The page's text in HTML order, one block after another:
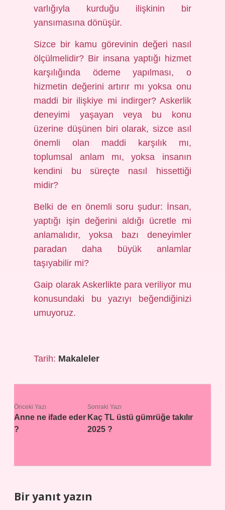
varlığıyla kurduğu ilişkinin bir
yansımasına dönüşür.
Sizce bir kamu görevinin değeri nasıl
ölçülmelidir? Bir insana yaptığı hizmet
karşılığında ödeme yapılması, o
hizmetin değerini artırır mı yoksa onu
maddi bir ilişkiye mi indirger? Askerlik
deneyimi yaşayan veya bu konu
üzerine düşünen biri olarak, sizce asıl
önemli olan maddi karşılık mı,
toplumsal anlam mı, yoksa insanın
kendini bu süreçte nasıl hissettiği
midir?
Belki de en önemli soru şudur: İnsan,
yaptığı işin değerini aldığı ücretle mi
anlamalıdır, yoksa bazı deneyimler
paradan daha büyük anlamlar
taşıyabilir mi?
Gaip olarak Askerlikte para veriliyor mu
konusundaki bu yazıyı beğendiğinizi
umuyoruz.
Tarih: Makaleler
Önceki Yazı
Anne ne ifade eder
?
Sonraki Yazı
Kaç TL üstü gümrüğe takılır
2025 ?
Bir yanıt yazın